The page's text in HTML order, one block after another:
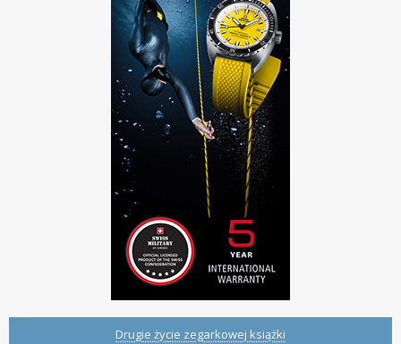
Drugie życie zegarkowej książki